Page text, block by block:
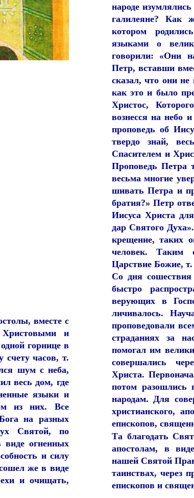
вместе с
и
горнице в
счету часов, т.
шум с неба,
весь дом, где
языки и
из них. Все
на разных
Святой, по
виде огненных
и силу
же в виде
и очищать,
народе
галилеяне?
котором
языками о
говорили: «Они
Петр, вставши
сказал, что они
как это и было
Христос,
вознесся на небо
проповедь об
твердо знай,
Спасителем и
Проповедь Петра
весьма многие
шивать Петра и
братия?» Петр
Иисуса Христа
дар Святого
крещение, таких
человек. Таким
Царствие Божие,
Со дня сошествия
быстро
верующих в
личивалось.
проповедовали
страданиях за
помогал им
совершались
Христа.
потом разошлись
народам. Для
христианского,
епископов,
Та благодать
апостолам, в
нашей Святой
таинствах, через
епископов и